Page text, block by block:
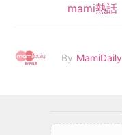
mami熱話
By MamiDaily